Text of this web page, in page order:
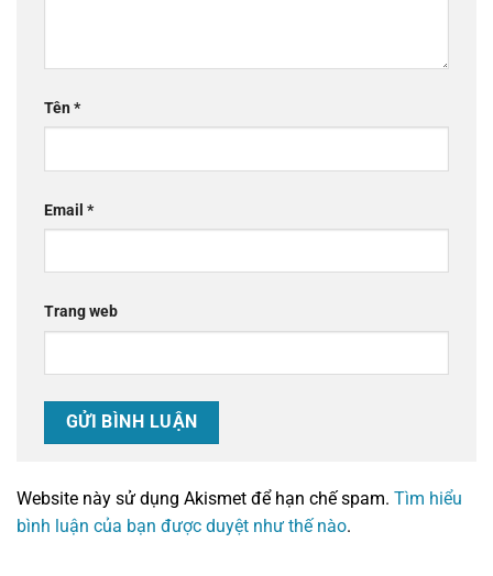
Tên*
Email *
Trang web
Website này sử dụng Akismet để hạn chế spam. Tìm hiểu
bình luận của bạn được duyệt như thế nào.